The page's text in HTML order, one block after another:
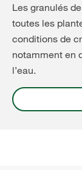
Les granulés
toutes les
conditions de
notamment en
l’eau.